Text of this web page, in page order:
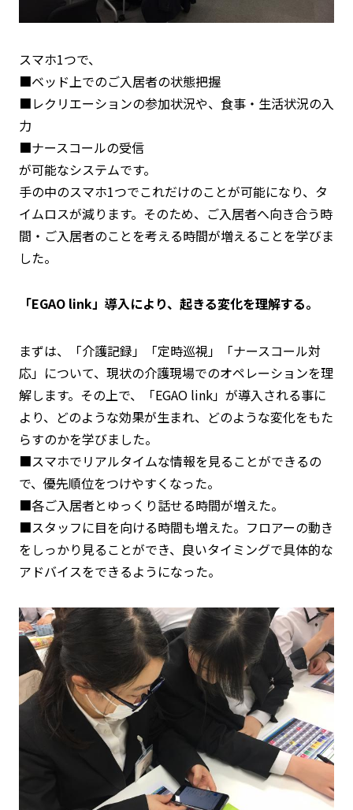
スマホ1つで、
■ベッド上でのご入居者の状態把握
■レクリエーションの参加状況や、食事・生活状況の入
力
■ナースコールの受信
が可能なシステムです。
手の中のスマホ1つでこれだけのことが可能になり、タ
イムロスが減ります。そのため、ご入居者へ向き合う時
間・ご入居者のことを考える時間が増えることを学びま
した。
「EGAO link」導入により、起きる変化を理解する。
まずは、「介護記録」「定時巡視」「ナースコール対
応」について、現状の介護現場でのオペレーションを理
解します。その上で、「EGAO link」が導入される事に
より、どのような効果が生まれ、どのような変化をもた
らすのかを学びました。
■スマホでリアルタイムな情報を見ることができるの
で、優先順位をつけやすくなった。
■各ご入居者とゆっくり話せる時間が増えた。
■スタッフに目を向ける時間も増えた。フロアーの動き
をしっかり見ることができ、良いタイミングで具体的な
アドバイスをできるようになった。